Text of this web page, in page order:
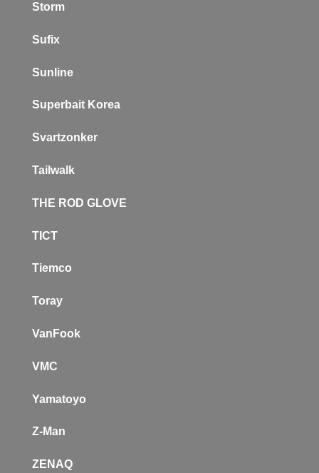
Storm
Sufix
Sunline
Superbait Korea
Svartzonker
Tailwalk
THE ROD GLOVE
TICT
Tiemco
Toray
VanFook
VMC
Yamatoyo
Z-Man
ZENAQ